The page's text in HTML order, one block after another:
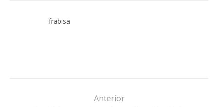
frabisa
Anterior